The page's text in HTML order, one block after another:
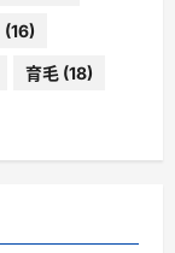
(16)
育毛 (18)